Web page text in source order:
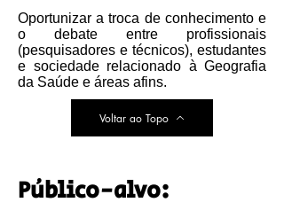
Oportunizar a troca de conhecimento e
o debate entre profissionais
(pesquisadores e técnicos), estudantes
e sociedade relacionado à Geografia
da Saúde e áreas afins.
Voltar ao Topo
Público-alvo: